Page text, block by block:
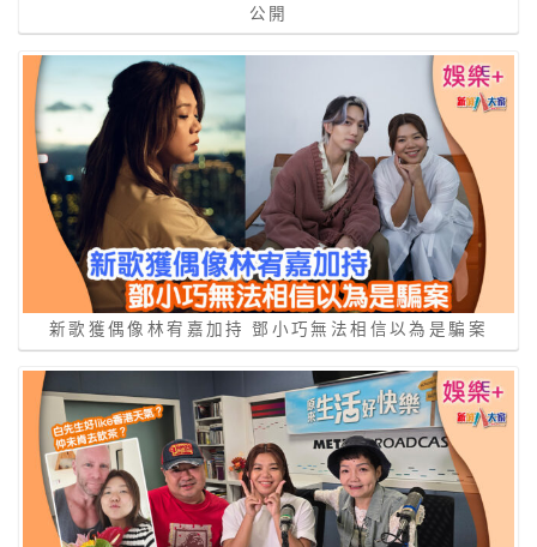
公開
新歌獲偶像林宥嘉加持 鄧小巧無法相信以為是騙案